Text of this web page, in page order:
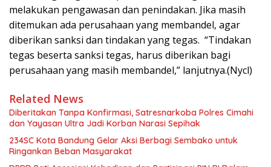
melakukan pengawasan dan penindakan. Jika masih
ditemukan ada perusahaan yang membandel, agar
diberikan sanksi dan tindakan yang tegas. “Tindakan
tegas beserta sanksi tegas, harus diberikan bagi
perusahaan yang masih membandel,” lanjutnya.(Nycl)
Related News
Diberitakan Tanpa Konfirmasi, Satresnarkoba Polres Cimahi
dan Yayasan Ultra Jadi Korban Narasi Sepihak
234SC Kota Bandung Gelar Aksi Berbagi Sembako untuk
Ringankan Beban Masyarakat